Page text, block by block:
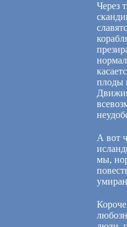
Через
плоды
А вот
мы,